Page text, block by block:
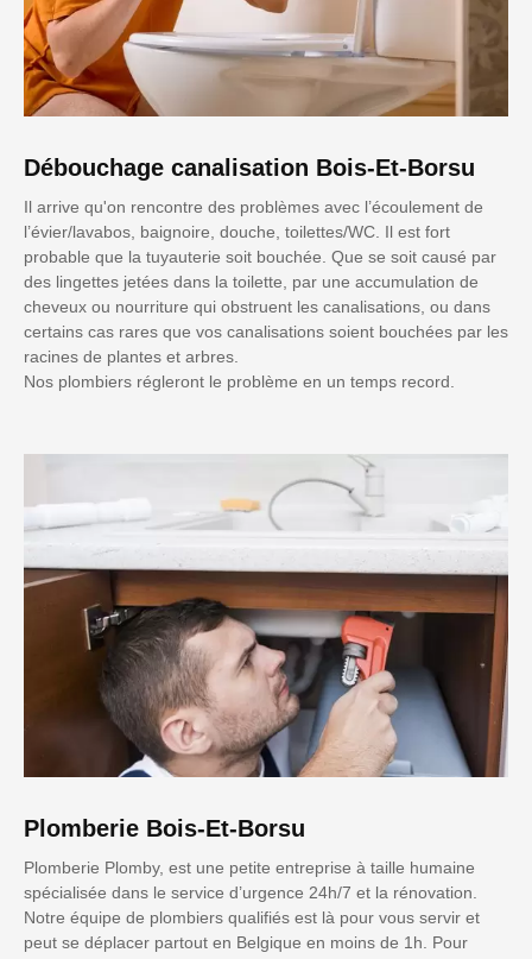
Débouchage canalisation Bois-Et-Borsu
Il arrive qu'on rencontre des problèmes avec l’écoulement de
l’évier/lavabos, baignoire, douche, toilettes/WC. Il est fort
probable que la tuyauterie soit bouchée. Que se soit causé par
des lingettes jetées dans la toilette, par une accumulation de
cheveux ou nourriture qui obstruent les canalisations, ou dans
certains cas rares que vos canalisations soient bouchées par les
racines de plantes et arbres.
Nos plombiers régleront le problème en un temps record.
Plomberie Bois-Et-Borsu
Plomberie Plomby, est une petite entreprise à taille humaine
spécialisée dans le service d’urgence 24h/7 et la rénovation.
Notre équipe de plombiers qualifiés est là pour vous servir et
peut se déplacer partout en Belgique en moins de 1h. Pour